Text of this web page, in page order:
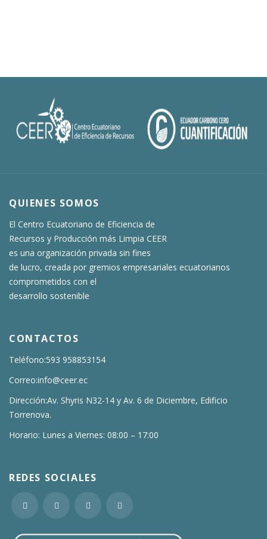
QUIENES SOMOS
El Centro Ecuatoriano de Eficiencia de
Recursos y Producción más Limpia CEER
es una organización privada sin fines
de lucro, creada por gremios empresariales ecuatorianos
comprometidos con el
desarrollo sostenible
CONTACTOS
Teléfono:593 958853154
Correo:info@ceer.ec
Dirección:Av. Shyris N32-14 y Av. 6 de Diciembre, Edificio
Torrenova.
Horario: Lunes a Viernes: 08:00 – 17:00
REDES SOCIALES